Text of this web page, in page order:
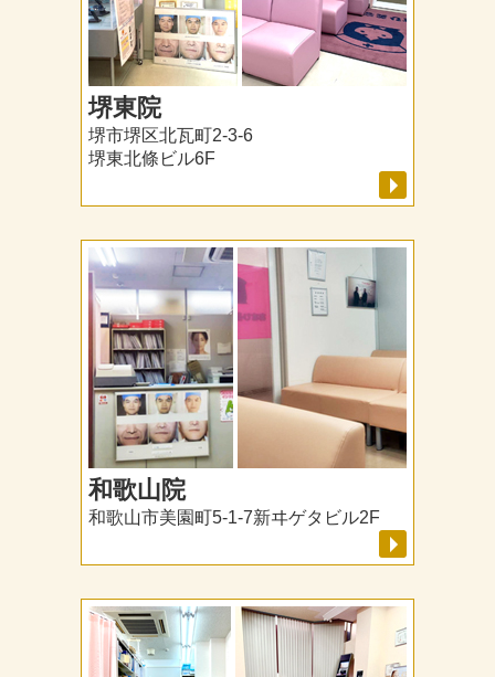
堺東院
堺市堺区北瓦町2-3-6
堺東北條ビル6F
和歌山院
和歌山市美園町5-1-7新ヰゲタビル2F